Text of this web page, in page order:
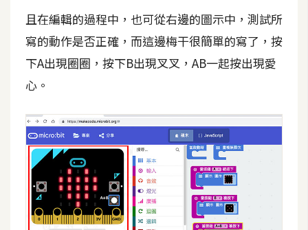
梅
開
發
熱
門
文
章
且在編輯的過程中，也可從右邊的圖示中，測試所
寫的動作是否正確，而這邊梅干很簡單的寫了，按
下A出現圈圈，按下B出現叉叉，AB一起按出現愛
心。